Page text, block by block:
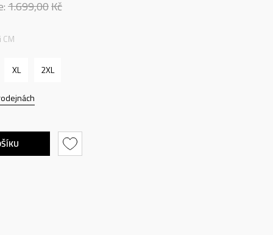
1.699,00Kč
XL 2XL